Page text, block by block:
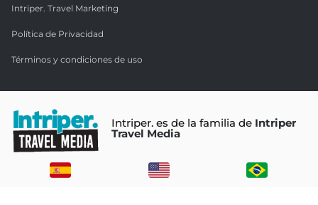
Intriper. Travel Marketing
Política de Privacidad
Términos y condiciones de uso
Intriper. es de la familia de Intriper
Travel Media